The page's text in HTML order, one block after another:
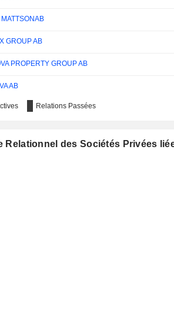
GROUP AB
PROPERTY GROUP AB
AB
AB Relations Passées
Relationnel des Sociétés Privées